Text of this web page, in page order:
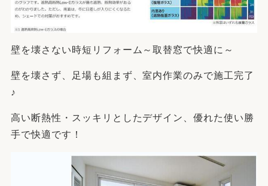
壁を壊さない時短リフォーム～取替窓で快適に～
壁を壊さず、足場も組まず、室内作業のみで施工完了
♪
高い断熱性・スッキリとしたデザイン、優れた使い勝
手で快適です！